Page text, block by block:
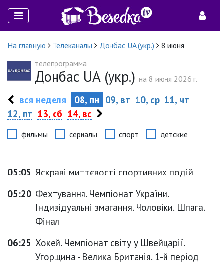
На главную Телеканалы Донбас UA (укр.)
8 июня
телепрограмма
Донбас UA (укр.) на 8 июня 2026 г.
вся неделя 08, пн 09, вт 10, ср 11, чт
12, пт 13, сб 14, вс
фильмы сериалы спорт детские
05:05 Яскраві миттєвості спортивних подій
05:20 Фехтування. Чемпіонат України.
Індивідуальні змагання. Чоловіки. Шпага.
Фінал
06:25 Хокей. Чемпіонат світу у Швейцарії.
Угорщина - Велика Британія. 1-й період